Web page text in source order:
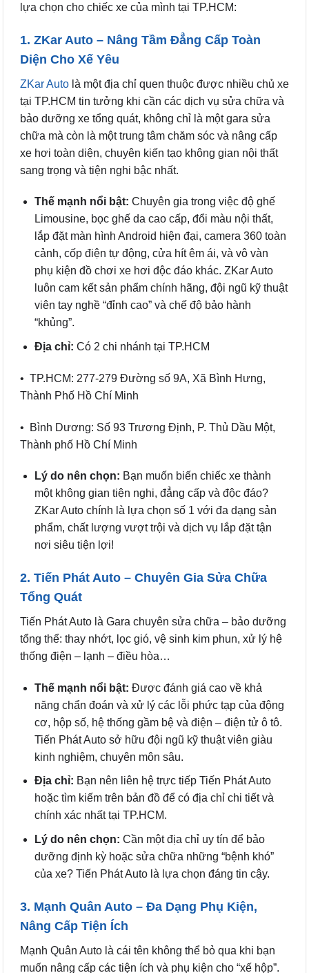
lựa chọn cho chiếc xe của mình tại TP.HCM:
1. ZKar Auto – Nâng Tầm Đẳng Cấp Toàn
Diện Cho Xế Yêu
ZKar Auto là một địa chỉ quen thuộc được nhiều chủ xe
tại TP.HCM tin tưởng khi cần các dịch vụ sửa chữa và
bảo dưỡng xe tổng quát, không chỉ là một gara sửa
chữa mà còn là một trung tâm chăm sóc và nâng cấp
xe hơi toàn diện, chuyên kiến tạo không gian nội thất
sang trọng và tiện nghi bậc nhất.
Thế mạnh nổi bật: Chuyên gia trong việc độ ghế
Limousine, bọc ghế da cao cấp, đổi màu nội thất,
lắp đặt màn hình Android hiện đại, camera 360 toàn
cảnh, cốp điện tự động, cửa hít êm ái, và vô vàn
phụ kiện đồ chơi xe hơi độc đáo khác. ZKar Auto
luôn cam kết sản phẩm chính hãng, đội ngũ kỹ thuật
viên tay nghề “đỉnh cao” và chế độ bảo hành
“khủng”.
Địa chỉ: Có 2 chi nhánh tại TP.HCM
• TP.HCM: 277-279 Đường số 9A, Xã Bình Hưng,
Thành Phố Hồ Chí Minh
• Bình Dương: Số 93 Trương Định, P. Thủ Dầu Một,
Thành phố Hồ Chí Minh
Lý do nên chọn: Bạn muốn biến chiếc xe thành
một không gian tiện nghi, đẳng cấp và độc đáo?
ZKar Auto chính là lựa chọn số 1 với đa dạng sản
phẩm, chất lượng vượt trội và dịch vụ lắp đặt tận
nơi siêu tiện lợi!
2. Tiến Phát Auto – Chuyên Gia Sửa Chữa
Tổng Quát
Tiến Phát Auto là Gara chuyên sửa chữa – bảo dưỡng
tổng thể: thay nhớt, lọc gió, vệ sinh kim phun, xử lý hệ
thống điện – lạnh – điều hòa…
Thế mạnh nổi bật: Được đánh giá cao về khả
năng chẩn đoán và xử lý các lỗi phức tạp của động
cơ, hộp số, hệ thống gầm bệ và điện – điện tử ô tô.
Tiến Phát Auto sở hữu đội ngũ kỹ thuật viên giàu
kinh nghiệm, chuyên môn sâu.
Địa chỉ: Bạn nên liên hệ trực tiếp Tiến Phát Auto
hoặc tìm kiếm trên bản đồ để có địa chỉ chi tiết và
chính xác nhất tại TP.HCM.
Lý do nên chọn: Cần một địa chỉ uy tín để bảo
dưỡng định kỳ hoặc sửa chữa những “bệnh khó”
của xe? Tiến Phát Auto là lựa chọn đáng tin cậy.
3. Mạnh Quân Auto – Đa Dạng Phụ Kiện,
Nâng Cấp Tiện Ích
Mạnh Quân Auto là cái tên không thể bỏ qua khi bạn
muốn nâng cấp các tiện ích và phụ kiện cho “xế hộp”.